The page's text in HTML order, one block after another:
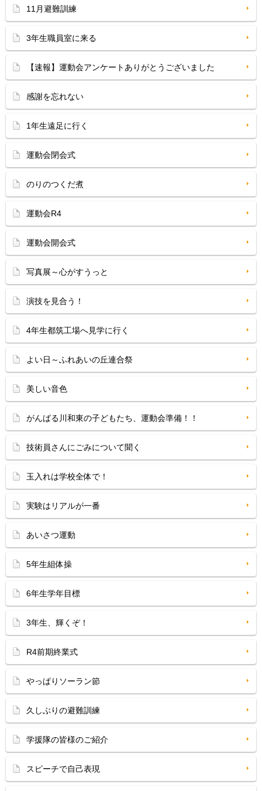
11月避難訓練
3年生職員室に来る
【速報】運動会アンケートありがとうございました
感謝を忘れない
1年生遠足に行く
運動会閉会式
のりのつくだ煮
運動会R4
運動会開会式
写真展～心がすうっと
演技を見合う！
4年生都筑工場へ見学に行く
よい日～ふれあいの丘連合祭
美しい音色
がんばる川和東の子どもたち、運動会準備！！
技術員さんにごみについて聞く
玉入れは学校全体で！
実験はリアルが一番
あいさつ運動
5年生組体操
6年生学年目標
3年生、輝くぞ！
R4前期終業式
やっぱりソーラン節
久しぶりの避難訓練
学援隊の皆様のご紹介
スピーチで自己表現